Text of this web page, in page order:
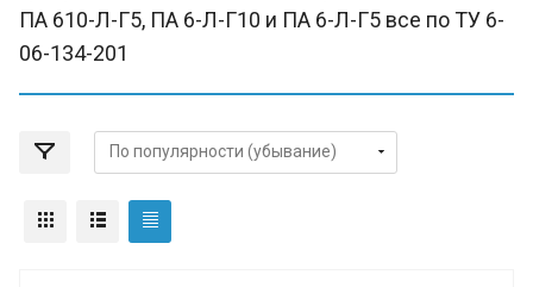
ПА 610-Л-Г5, ПА 6-Л-Г10 и ПА 6-Л-Г5 все по ТУ 6-
06-134-201